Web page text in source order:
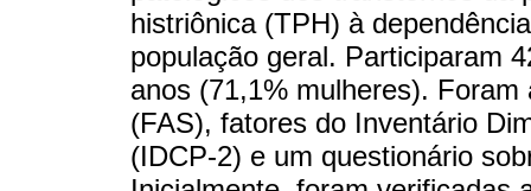
histriônica (TPH) à
população geral. Participaram
anos (71,1% mulheres).
(FAS), fatores do Inventário
(IDCP-2) e um questionário